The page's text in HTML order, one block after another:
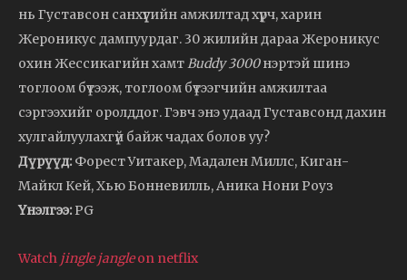
нь Густавсон санхүүгийн амжилтад хүрч, харин
Жероникус дампуурдаг. 30 жилийн дараа Жероникус
охин Жессикагийн хамтBuddy 3000нэртэй шинэ
тоглоом бүтээж, тоглоом бүтээгчийн амжилтаа
сэргээхийг оролддог. Гэвч энэ удаад Густавсонд дахин
хулгайлуулахгүй байж чадах болов уу?
Дүрүүд: Форест Уитакер, Мадален Миллс, Киган-
Майкл Кей, Хью Бонневилль, Аника Нони Роуз
Үнэлгээ: PG
Watch jingle jangleon netflix